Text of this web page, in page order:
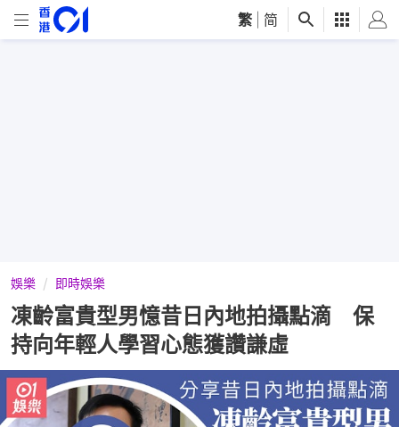
繁 简
娛樂 即時娛樂
凍齡富貴型男憶昔日內地拍攝點滴 保
持向年輕人學習心態獲讚謙虛